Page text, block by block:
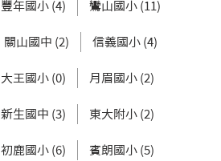
豐年國小 (4) 鸞山國小 (11)
關山國中 (2) 信義國小 (4)
大王國小 (0) 月眉國小 (2)
新生國中 (3) 東大附小 (2)
初鹿國小 (6) 賓朗國小 (5)